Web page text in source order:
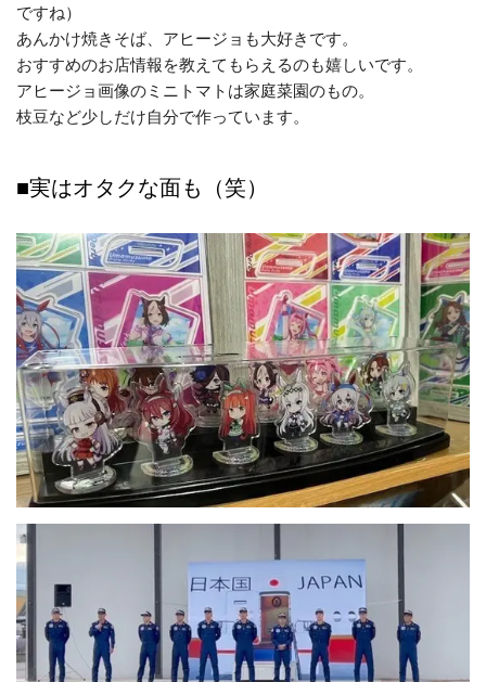
ですね）
あんかけ焼きそば、アヒージョも大好きです。
おすすめのお店情報を教えてもらえるのも嬉しいです。
アヒージョ画像のミニトマトは家庭菜園のもの。
枝豆など少しだけ自分で作っています。
■実はオタクな面も（笑）